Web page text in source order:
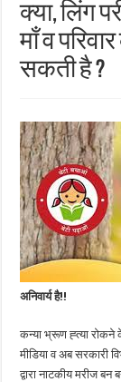
क्या, लिंग
माँ व
सकती है ?
अनिवार्य है!!
कन्या भ्रूण ह्त्या रोकने
मीडिया व अब सरकारी
द्वारा नाटकीय मरीज